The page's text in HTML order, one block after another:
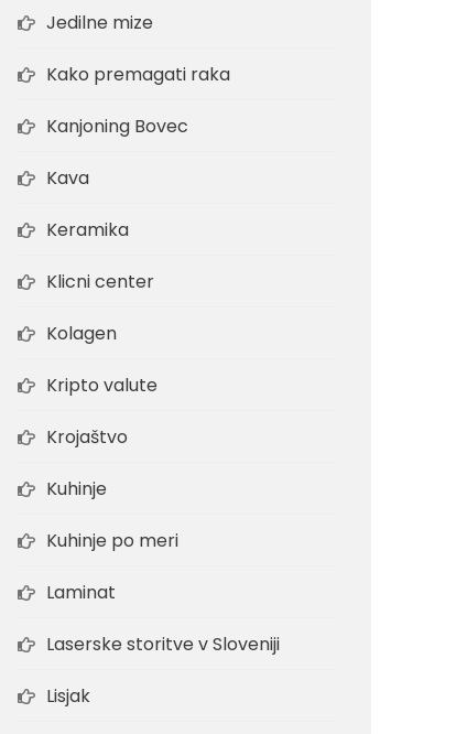
Jedilne mize
Kako premagati raka
Kanjoning Bovec
Kava
Keramika
Klicni center
Kolagen
Kripto valute
Krojaštvo
Kuhinje
Kuhinje po meri
Laminat
Laserske storitve v Sloveniji
Lisjak